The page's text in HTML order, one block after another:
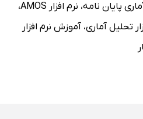
پایان نامه، نرم افزار AMOS
،
تحلیل آماری، آموزش نرم افزار